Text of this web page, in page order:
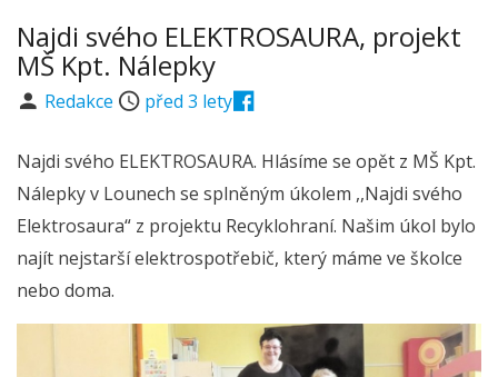
Najdi svého ELEKTROSAURA, projekt
MŠ Kpt. Nálepky
Redakce před 3 lety
Najdi svého ELEKTROSAURA. Hlásíme se opět z MŠ Kpt.
Nálepky v Lounech se splněným úkolem ,,Najdi svého
Elektrosaura“ z projektu Recyklohraní. Našim úkol bylo
najít nejstarší elektrospotřebič, který máme ve školce
nebo doma.